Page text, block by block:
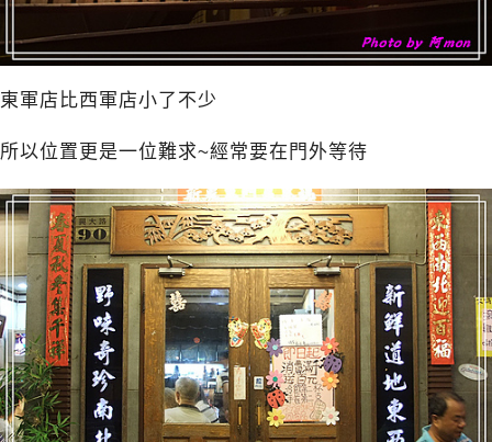
東軍店比西軍店小了不少
所以位置更是一位難求~經常要在門外等待